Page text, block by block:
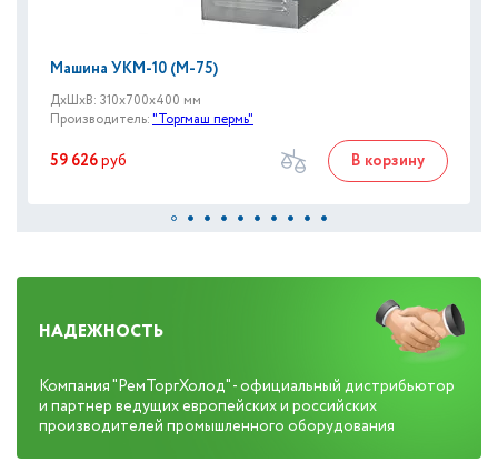
Машина УКМ-10 (М-75)
ДxШxВ: 310x700x400 мм
Производитель:"Торгмаш пермь"
59 626руб В корзину
НАДЕЖНОСТЬ
Компания "РемТоргХолод" - официальный дистрибьютор
и партнер ведущих европейских и российских
производителей промышленного оборудования